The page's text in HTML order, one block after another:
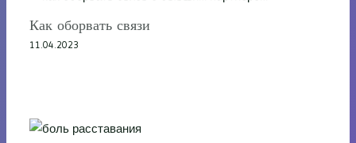
Как оборвать связи
11.04.2023